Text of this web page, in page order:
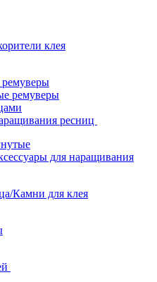
клея
ремуверы
ремуверы
ресниц
для наращивания
Камни для клея